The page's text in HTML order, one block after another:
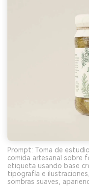
Prompt: Toma de
comida artesanal sobre
etiqueta usando base
tipografía e
sombras suaves,